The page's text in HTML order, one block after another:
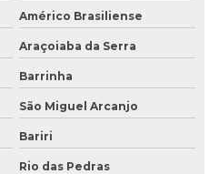
Américo Brasiliense
Araçoiaba da Serra
Barrinha
São Miguel Arcanjo
Bariri
Rio das Pedras